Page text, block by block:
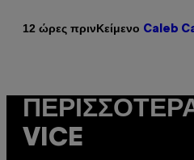
12 ώρες πρινΚείμενο Caleb
VICE